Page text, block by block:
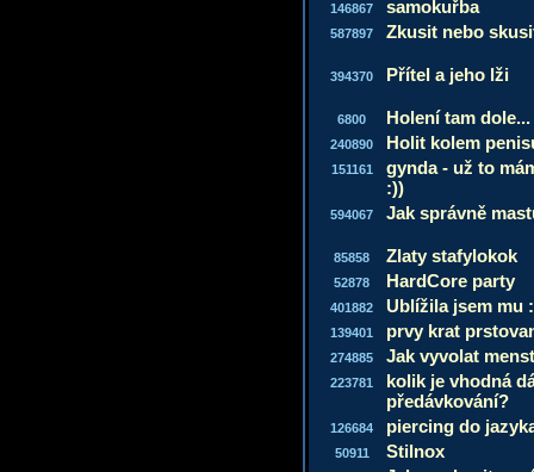
146867 samokuřba
587897 Zkusit nebo
394370 Přítel a jeho lži
6800 Holení tam dole...
240890 Holit kolem
151161
gynda - už to
:))
594067 Jak správně
85858 Zlaty stafylokok
52878 HardCore party
401882 Ublížila jsem mu
139401 prvy krat
274885 Jak vyvolat
223781
kolik je vhodná
předávkování?
126684 piercing do
50911 Stilnox